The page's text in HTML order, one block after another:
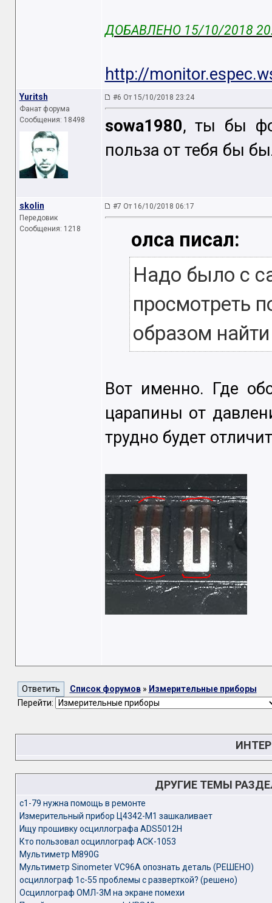
ДОБАВЛЕНО 15/10/2018
http://
Yuritsh
Фанат форума
Сообщения: 18498
#6 От 15/10/2018 23:24
sowa1980, ты бы
польза от тебя бы
skolin
Передовик
Сообщения: 1218
#7 От 16/10/2018 06:17
олса писал:
Надо было с
просмотреть
образом
Вот именно. Где
царапины от
трудно будет
Список форумов» Измерительные приборы
Перейти:
ДРУГИЕ ТЕМЫ
c1-79 нужна помощь в ремонте
Измерительный прибор Ц4342-М1 зашкаливает
Ищу прошивку осциллографа ADS5012H
Кто пользовал осциллограф АСК-1053
Мультиметр M890G
Мультиметр Sinometer VC96A опознать деталь (РЕШЕНО)
осциллограф 1c-55 проблемы с разверткой? (решено)
Осциллограф ОМЛ-3М на экране помехи